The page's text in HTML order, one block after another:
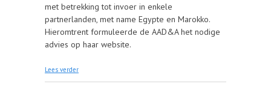
met betrekking tot invoer in enkele
partnerlanden, met name Egypte en Marokko.
Hieromtrent formuleerde de AAD&A het nodige
advies op haar website.
Lees verder